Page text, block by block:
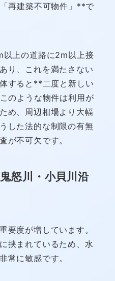
再建築不可物件」**で
以上の道路に2m以上接
り、これを満たさない
すると**二度と新しい
のような物件は利用が
め、周辺相場より大幅
した法的な制限の有無
が不可欠です。
怒川・小貝川沿
要度が増しています。
挟まれているため、水
常に敏感です。